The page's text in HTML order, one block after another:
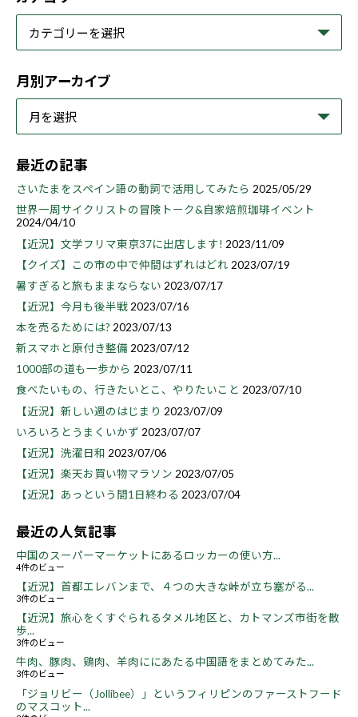
月別アーカイブ
最近の記事
さいたまをスペイン語の動詞で活用してみたら 2025/05/29
世界一周サイクリストの冒険トーク&自家焙煎珈琲イベント
2024/04/10
【近況】文学フリマ東京37に出店します! 2023/11/09
【クイズ】この市の中で仲間はずれはどれ 2023/07/19
暑すぎると旅もままならない 2023/07/17
【近況】今月も後半戦 2023/07/16
本を売るためには? 2023/07/13
新スマホと原付き整備2023/07/12
1000部の道も一歩から 2023/07/11
食べたいもの、行きたいとこ、やりたいこと 2023/07/10
【近況】新しい週のはじまり 2023/07/09
いろいろとうまくいかず 2023/07/07
【近況】洗濯日和 2023/07/06
【近況】楽天お買い物マラソン 2023/07/05
【近況】あっという間1日終わる 2023/07/04
最近の人気記事
中国のスーパーマーケットにあるロッカーの使い方...
4件のビュー
【近況】首都エレバンまで、４つの大きな峠が立ち塞がる...
3件のビュー
【近況】旅心をくすぐられるタメル地区と、カトマンズ市街を散
歩...
3件のビュー
牛肉、豚肉、鶏肉、羊肉ににあたる中国語をまとめてみた...
3件のビュー
「ジョリビー（Jollibee）」というフィリピンのファーストフード
のマスコット...